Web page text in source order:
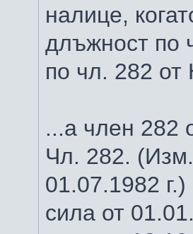
налице,
длъжност по
по чл. 282 от
...а член 282
Чл. 282.
01.07.1982
сила от